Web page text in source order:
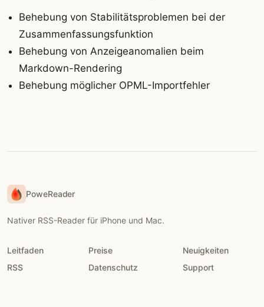
Behebung von Stabilitätsproblemen bei der
Zusammenfassungsfunktion
Behebung von Anzeigeanomalien beim
Markdown-Rendering
Behebung möglicher OPML-Importfehler
PoweReader
Nativer RSS-Reader für iPhone und Mac.
Leitfaden Preise
Neuigkeiten
RSS
Datenschutz Support